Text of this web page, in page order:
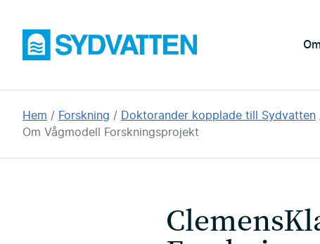
huvudinnehållet
Sydvatten
Du
är
Hem Forskning Doktorander kopplade till Sydvatten
Om Vågmodell Forskningsprojekt